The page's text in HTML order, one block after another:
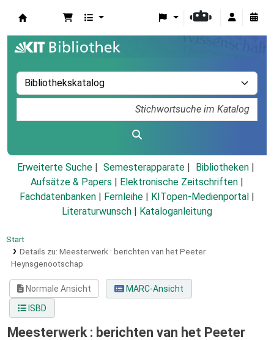
Erweiterte Suche Semesterapparate
Bibliotheken
Aufsätze & Papers
Elektronische Zeitschriften
Fachdatenbanken
Fernleihe KITopen-Medienportal
Literaturwunsch
Kataloganleitung
Start
Details zu: Meesterwerk : berichten van het Peeter
Heynsgenootschap
Normale Ansicht
MARC-Ansicht
ISBD
Meesterwerk : berichten van het Peeter